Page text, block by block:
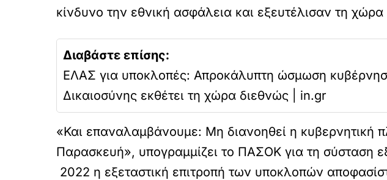
κίνδυνο την εθνική ασφάλεια και εξευτέλισαν τη
Διαβάστε επίσης:
ΕΛΑΣ για υποκλοπές: Απροκάλυπτη ώσμωση
Δικαιοσύνης εκθέτει τη χώρα διεθνώς | in.gr
«Και επαναλαμβάνουμε: Μη διανοηθεί η κυβερνητική
Παρασκευή», υπογραμμίζει το ΠΑΣΟΚ για τη σύσταση
2022 η εξεταστική επιτροπή των υποκλοπών